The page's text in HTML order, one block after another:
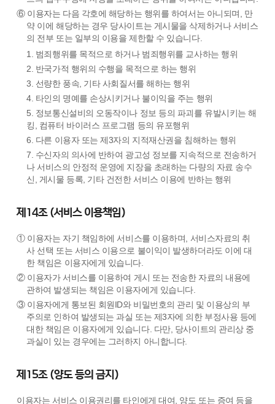
⑥ 이용자는 다음 각호에 해당하는 행위를 하여서는 아니되며, 만
약 이에 해당하는 경우 당사이트는 게시물을 삭제하거나 서비스
의 전부 또는 일부의 이용을 제한할 수 있습니다.
1. 범죄행위를 목적으로 하거나 범죄행위를 교사하는 행위
2. 반국가적 행위의 수행을 목적으로 하는 행위
3. 선량한 풍속, 기타 사회질서를 해하는 행위
4. 타인의 명예를 손상시키거나 불이익을 주는 행위
5. 정보통신설비의 오동작이나 정보 등의 파괴를 유발시키는 해
킹, 컴퓨터 바이러스 프로그램 등의 유포행위
6. 다른 이용자 또는 제3자의 지적재산권을 침해하는 행위
7. 수신자의 의사에 반하여 광고성 정보를 지속적으로 전송하거
나 서비스의 안정적 운영에 지장을 초래하는 다량의 자료 송수
신, 게시물 등록, 기타 건전한 서비스 이용에 반하는 행위
제14조 (서비스 이용책임)
① 이용자는 자기 책임하에 서비스를 이용하며, 서비스자료의 취
사 선택 또는 서비스 이용으로 불이익이 발생하더라도 이에 대
한 책임은 이용자에게 있습니다.
② 이용자가 서비스를 이용하여 게시 또는 전송한 자료의 내용에
관하여 발생되는 책임은 이용자에게 있습니다.
③ 이용자에게 통보된 회원ID와 비밀번호의 관리 및 이용상의 부
주의로 인하여 발생되는 과실 또는 제3자에 의한 부정사용 등에
대한 책임은 이용자에게 있습니다. 다만, 당사이트의 관리상 중
과실이 있는 경우에는 그러하지 아니합니다.
제15조 (양도 등의 금지)
이용자는 서비스 이용권리를 타인에게 대여, 양도 또는 증여 등을